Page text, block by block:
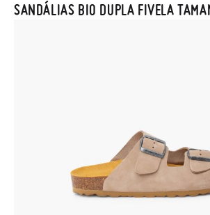
SANDÁLIAS BIO DUPLA FIVELA